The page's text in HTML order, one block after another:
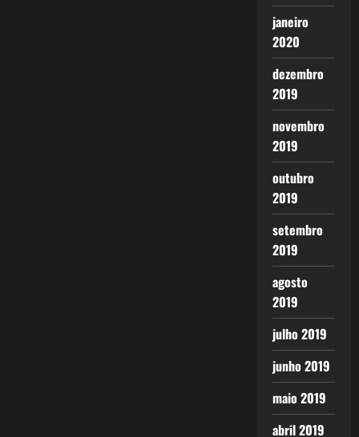
janeiro
2020
dezembro
2019
novembro
2019
outubro
2019
setembro
2019
agosto
2019
julho 2019
junho 2019
maio 2019
abril 2019